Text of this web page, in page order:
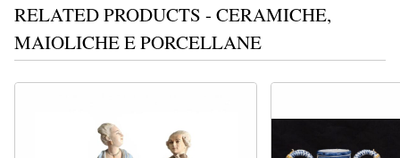
RELATED PRODUCTS - CERAMICHE,
MAIOLICHE E PORCELLANE